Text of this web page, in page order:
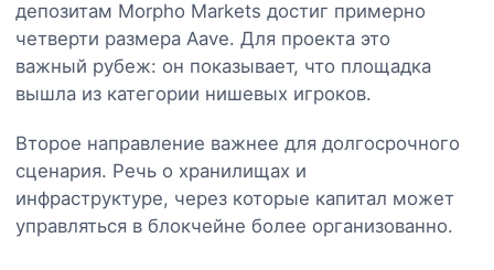
депозитам Morpho Markets достиг примерно
четверти размера Aave. Для проекта это
важный рубеж: он показывает, что площадка
вышла из категории нишевых игроков.
Второе направление важнее для долгосрочного
сценария. Речь о хранилищах и
инфраструктуре, через которые капитал может
управляться в блокчейне более организованно.